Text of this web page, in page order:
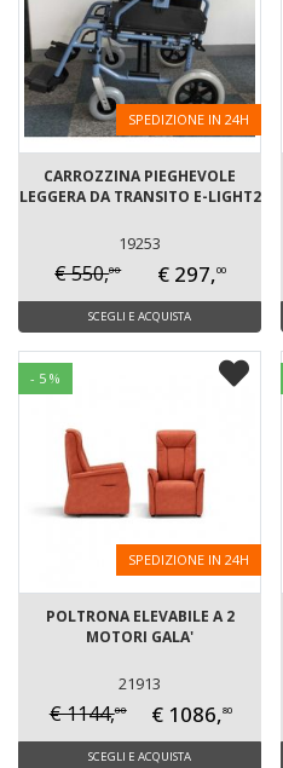
SPEDIZIONE IN 24H
CARROZZINA PIEGHEVOLE
LEGGERA DA TRANSITO E-LIGHT2
19253
€ 550,00 € 297,00
SCEGLI E ACQUISTA
- 5 %
SPEDIZIONE IN 24H
POLTRONA ELEVABILE A 2
MOTORI GALA'
21913
€ 1144,00 € 1086,80
SCEGLI E ACQUISTA